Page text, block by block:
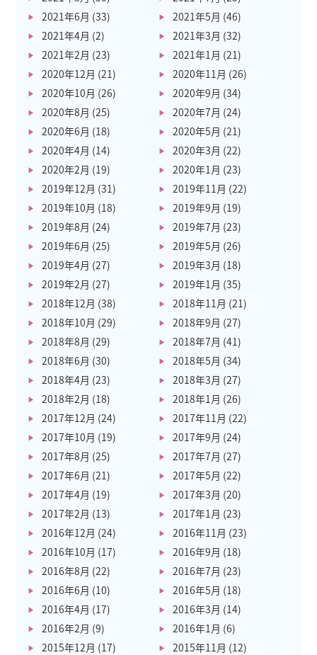
2021年6月 (33) 2021年5月 (46)
2021年4月 (2) 2021年3月 (32)
2021年2月 (23) 2021年1月 (21)
2020年12月 (21) 2020年11月 (26)
2020年10月 (26) 2020年9月 (34)
2020年8月 (25) 2020年7月 (24)
2020年6月 (18) 2020年5月 (21)
2020年4月 (14) 2020年3月 (22)
2020年2月 (19) 2020年1月 (23)
2019年12月 (31) 2019年11月 (22)
2019年10月 (18) 2019年9月 (19)
2019年8月 (24) 2019年7月 (23)
2019年6月 (25) 2019年5月 (26)
2019年4月 (27) 2019年3月 (18)
2019年2月 (27) 2019年1月 (35)
2018年12月 (38) 2018年11月 (21)
2018年10月 (29) 2018年9月 (27)
2018年8月 (29) 2018年7月 (41)
2018年6月 (30) 2018年5月 (34)
2018年4月 (23) 2018年3月 (27)
2018年2月 (18) 2018年1月 (26)
2017年12月 (24) 2017年11月 (22)
2017年10月 (19) 2017年9月 (24)
2017年8月 (25) 2017年7月 (27)
2017年6月 (21) 2017年5月 (22)
2017年4月 (19) 2017年3月 (20)
2017年2月 (13) 2017年1月 (23)
2016年12月 (24) 2016年11月 (23)
2016年10月 (17) 2016年9月 (18)
2016年8月 (22) 2016年7月 (23)
2016年6月 (10) 2016年5月 (18)
2016年4月 (17) 2016年3月 (14)
2016年2月 (9) 2016年1月 (6)
2015年12月 (17) 2015年11月 (12)